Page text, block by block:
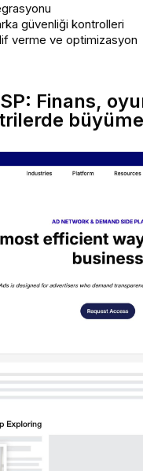
güvenliği kontrolleri
verme ve optimizasyon
Finans,